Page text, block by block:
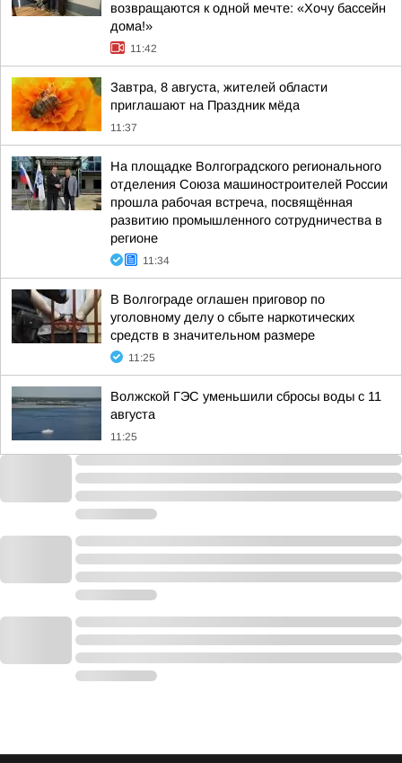
возвращаются к одной мечте: «Хочу бассейн
дома!»
11:42
Завтра, 8 августа, жителей области
приглашают на Праздник мёда
11:37
На площадке Волгоградского регионального
отделения Союза машиностроителей России
прошла рабочая встреча, посвящённая
развитию промышленного сотрудничества в
регионе
11:34
В Волгограде оглашен приговор по
уголовному делу о сбыте наркотических
средств в значительном размере
11:25
Волжской ГЭС уменьшили сбросы воды с 11
августа
11:25